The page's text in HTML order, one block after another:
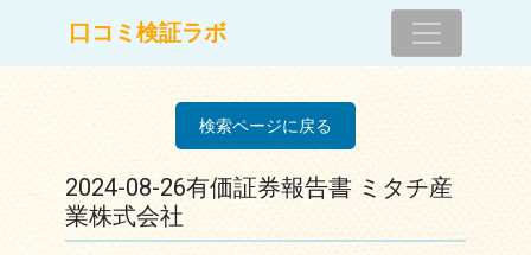
メインナビゲーション
口コミ検証ラボ
検索ページに戻る
2024-08-26有価証券報告書 ミタチ産
業株式会社